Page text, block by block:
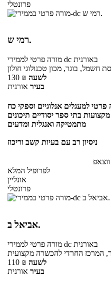
פרונטלי
רמי ש.
מורה פרטי לממירי dc באורנית
חשמל, בוגר, מכון טכנולוגי חולון
130 ₪ לשעה
בעיר אורנית
פרטי למעגלים אנלוגיים וספקי כח
מקצועות בתי ספר יסודיים תיכונים
מתמטיקה ואנגלית ומדעים
ניסיון רב עם בעיות קשב וריכוז
לפרופיל המלא
אונליין
פרונטלי
אביאל ב.
מורה פרטי לממירי dc באורנית
המרכז החרדי להכשרה מקצועית
110 ₪ לשעה
בעיר אורנית